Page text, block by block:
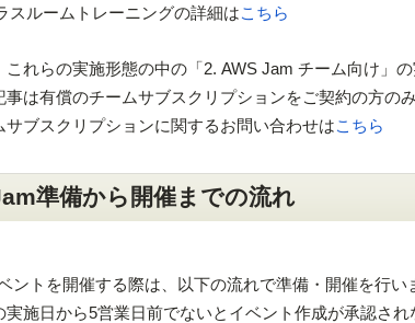
ルームトレーニングの詳細はこちら
これらの実施形態の中の「2. AWS Jam チーム向け」
は有償のチームサブスクリプションをご契約の方の
サブスクリプションに関するお問い合わせはこちら
準備から開催までの流れ
ントを開催する際は、以下の流れで準備・開催を行い
施日から5営業日前でないとイベント作成が承認され